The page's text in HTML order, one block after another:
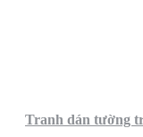
Tranh dán tường